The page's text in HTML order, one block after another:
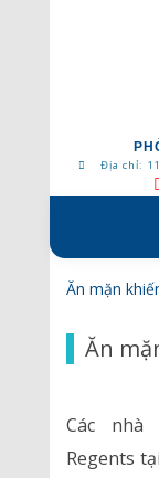
Địa chỉ:
Ăn mặn
Ăn
Các nhà
Regents